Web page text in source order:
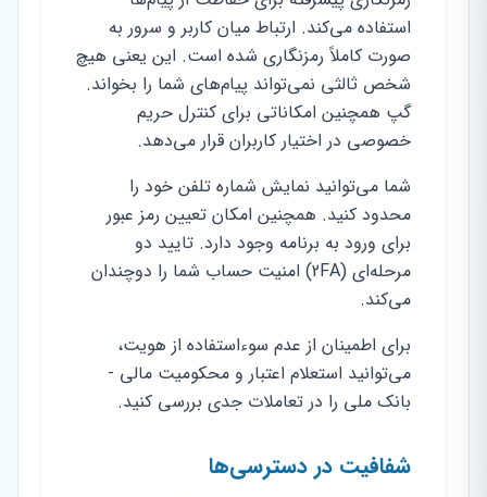
استفاده می‌کند. ارتباط میان کاربر و سرور به
صورت کاملاً رمزنگاری شده است. این یعنی هیچ
شخص ثالثی نمی‌تواند پیام‌های شما را بخواند.
گپ همچنین امکاناتی برای کنترل حریم
خصوصی در اختیار کاربران قرار می‌دهد.
شما می‌توانید نمایش شماره تلفن خود را
محدود کنید. همچنین امکان تعیین رمز عبور
برای ورود به برنامه وجود دارد. تایید دو
مرحله‌ای (2FA) امنیت حساب شما را دوچندان
می‌کند.
برای اطمینان از عدم سوءاستفاده از هویت،
می‌توانید استعلام اعتبار و محکومیت مالی -
بانک ملی را در تعاملات جدی بررسی کنید.
شفافیت در دسترسی‌ها